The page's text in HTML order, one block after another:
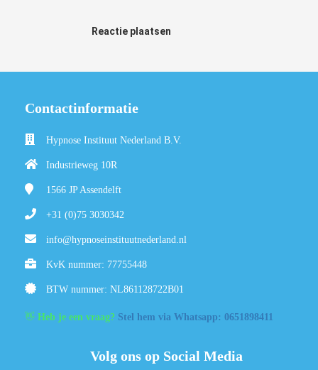
Reactie plaatsen
Contactinformatie
Hypnose Instituut Nederland B.V.
Industrieweg 10R
1566 JPAssendelft
+31 (0)75 3030342
info@hypnoseinstituutnederland.nl
KvK nummer: 77755448
BTW nummer: NL861128722B01
👋 Heb je een vraag? Stel hem via Whatsapp: 0651898411
Volg ons op Social Media